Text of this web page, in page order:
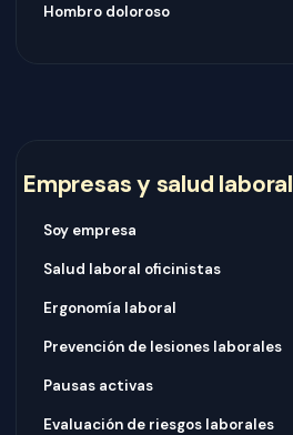
Hombro doloroso
Empresas y salud laboral
Soy empresa
Salud laboral oficinistas
Ergonomía laboral
Prevención de lesiones laborales
Pausas activas
Evaluación de riesgos laborales